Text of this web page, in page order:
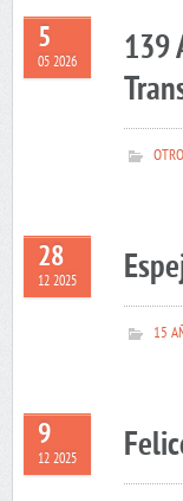
5
05 2026
139
28
12 2025
15
9
12 2025